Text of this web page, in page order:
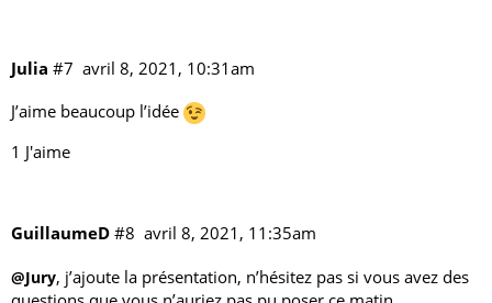
Julia avril 8, 2021, 10:31am
#7
J’aime beaucoup l’idée
1 J'aime
GuillaumeD avril 8, 2021, 11:35am
#8
@Jury, j’ajoute la présentation, n’hésitez pas si vous avez des